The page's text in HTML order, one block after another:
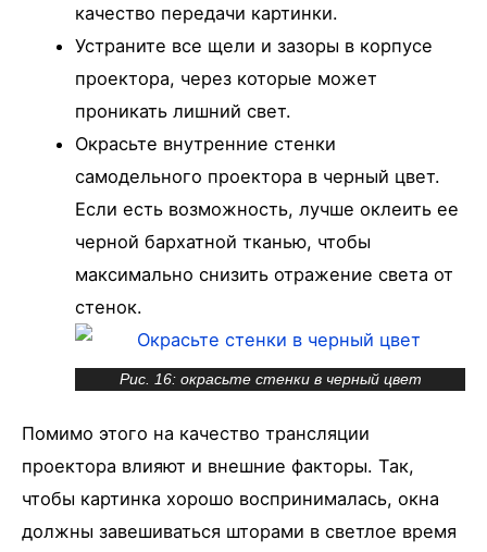
качество передачи картинки.
Устраните все щели и зазоры в корпусе
проектора, через которые может
проникать лишний свет.
Окрасьте внутренние стенки
самодельного проектора в черный цвет.
Если есть возможность, лучше оклеить ее
черной бархатной тканью, чтобы
максимально снизить отражение света от
стенок.
Рис. 16: окрасьте стенки в черный цвет
Помимо этого на качество трансляции
проектора влияют и внешние факторы. Так,
чтобы картинка хорошо воспринималась, окна
должны завешиваться шторами в светлое время